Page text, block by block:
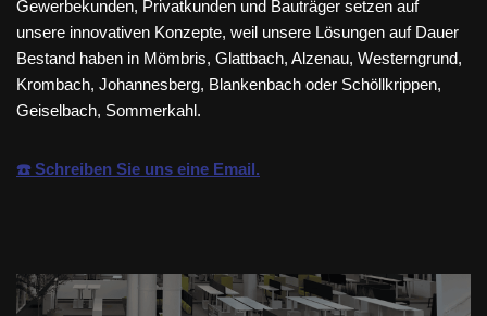
Gewerbekunden, Privatkunden und Bauträger setzen auf
unsere innovativen Konzepte, weil unsere Lösungen auf Dauer
Bestand haben in Mömbris, Glattbach, Alzenau, Westerngrund,
Krombach, Johannesberg, Blankenbach oder Schöllkrippen,
Geiselbach, Sommerkahl.
☎️ Schreiben Sie uns eine Email.